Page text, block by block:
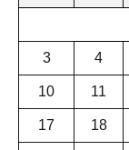
3 4
10 11
17 18